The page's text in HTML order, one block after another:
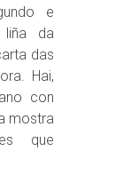
e
liña da
das
Hai,
con
mostra
que